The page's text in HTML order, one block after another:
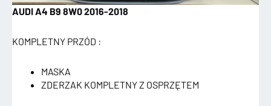
AUDI A4 B9 8W0 2016-2018
KOMPLETNY PRZÓD :
MASKA
ZDERZAK KOMPLETNY Z OSPRZĘTEM